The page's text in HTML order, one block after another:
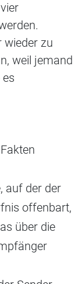
wieder zu
weil jemand
auf der der
offenbart,
über die